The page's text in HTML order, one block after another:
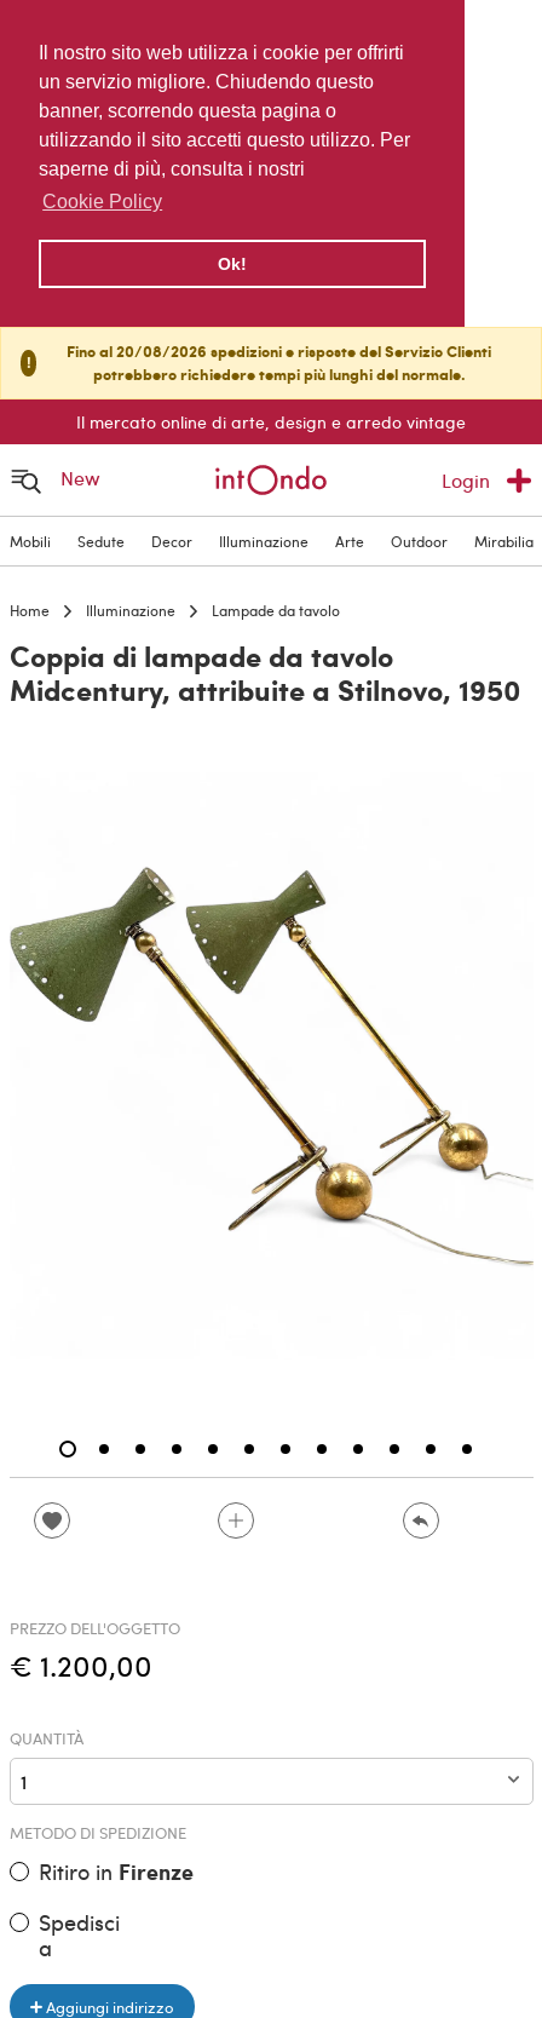
Il nostro sito web utilizza i cookie per offrirti
un servizio migliore. Chiudendo questo
banner, scorrendo questa pagina o
utilizzando il sito accetti questo utilizzo. Per
saperne di più, consulta i nostri
Cookie Policy
Ok!
!
Fino al 20/08/2026 spedizioni e risposte del Servizio Clienti
potrebbero richiedere tempi più lunghi del normale.
Il mercato online di arte, design e arredo vintage
New Login
Mobili Sedute Decor Illuminazione Arte Outdoor Mirabilia
Home Illuminazione Lampade da tavolo
Coppia di lampade da tavolo
Midcentury, attribuite a Stilnovo, 1950
PREZZO DELL'OGGETTO
€ 1.200,00
QUANTITÀ
METODO DI SPEDIZIONE
Ritiro in Firenze
Spedisci
a
Aggiungi indirizzo